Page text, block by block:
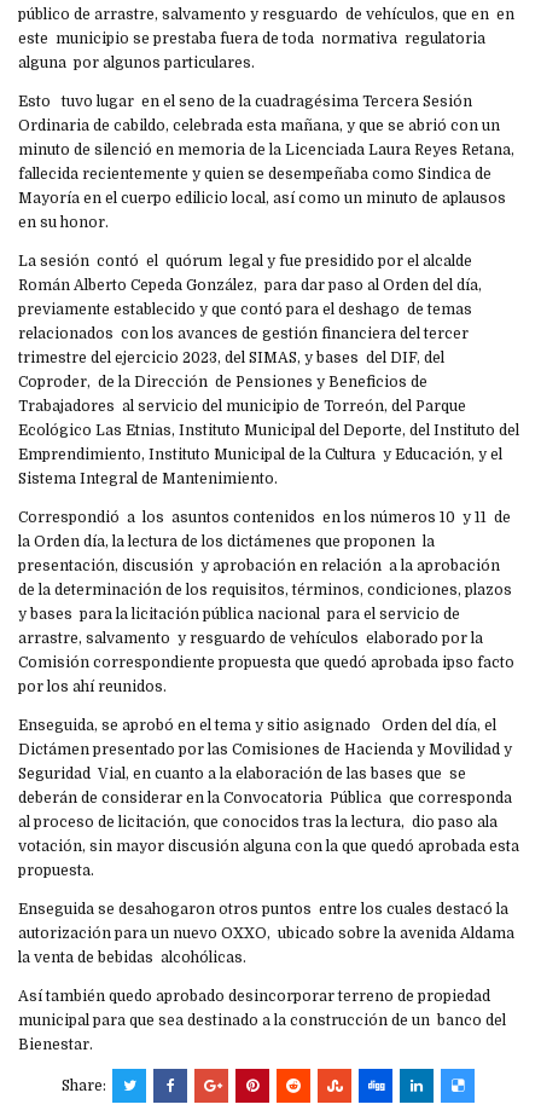
público de arrastre, salvamento y resguardo de vehículos, que en en
este municipio se prestaba fuera de toda normativa regulatoria
alguna por algunos particulares.
Esto tuvo lugar en el seno de la cuadragésima Tercera Sesión
Ordinaria de cabildo, celebrada esta mañana, y que se abrió con un
minuto de silenció en memoria de la Licenciada Laura Reyes Retana,
fallecida recientemente y quien se desempeñaba como Sindica de
Mayoría en el cuerpo edilicio local, así como un minuto de aplausos
en su honor.
La sesión contó el quórum legal y fue presidido por el alcalde
Román Alberto Cepeda González, para dar paso al Orden del día,
previamente establecido y que contó para el deshago de temas
relacionados con los avances de gestión financiera del tercer
trimestre del ejercicio 2023, del SIMAS, y bases del DIF, del
Coproder, de la Dirección de Pensiones y Beneficios de
Trabajadores al servicio del municipio de Torreón, del Parque
Ecológico Las Etnias, Instituto Municipal del Deporte, del Instituto del
Emprendimiento, Instituto Municipal de la Cultura y Educación, y el
Sistema Integral de Mantenimiento.
Correspondió a los asuntos contenidos en los números 10 y 11 de
la Orden día, la lectura de los dictámenes que proponen la
presentación, discusión y aprobación en relación a la aprobación
de la determinación de los requisitos, términos, condiciones, plazos
y bases para la licitación pública nacional para el servicio de
arrastre, salvamento y resguardo de vehículos elaborado por la
Comisión correspondiente propuesta que quedó aprobada ipso facto
por los ahí reunidos.
Enseguida, se aprobó en el tema y sitio asignado Orden del día, el
Dictámen presentado por las Comisiones de Hacienda y Movilidad y
Seguridad Vial, en cuanto a la elaboración de las bases que se
deberán de considerar en la Convocatoria Pública que corresponda
al proceso de licitación, que conocidos tras la lectura, dio paso ala
votación, sin mayor discusión alguna con la que quedó aprobada esta
propuesta.
Enseguida se desahogaron otros puntos entre los cuales destacó la
autorización para un nuevo OXXO, ubicado sobre la avenida Aldama
la venta de bebidas alcohólicas.
Así también quedo aprobado desincorporar terreno de propiedad
municipal para que sea destinado a la construcción de un banco del
Bienestar.
Share: